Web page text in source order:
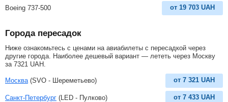
Boeing 737-500 от 19 703 UAH
Города пересадок
Ниже ознакомьтесь с ценами на авиабилеты с пересадкой через
другие города. Наиболее дешевый вариант — лететь через Москву
за 7321 UAH
Москва (SVO - Шереметьево) от 7 321 UAH
Санкт-Петербург (LED - Пулково) от 7 433 UAH